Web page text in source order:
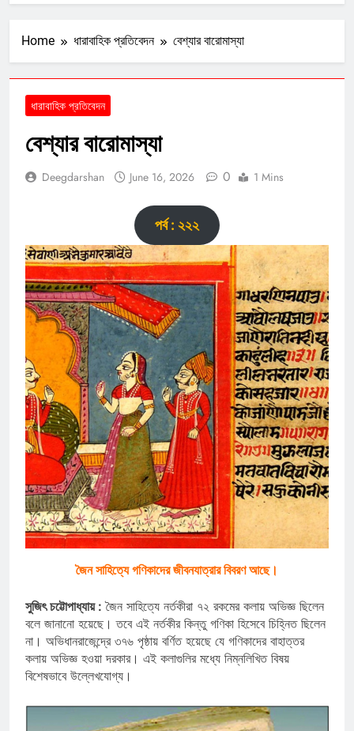
Home ধারাবাহিক প্রতিবেদন বেশ্যার বারোমাস্যা
ধারাবাহিক প্রতিবেদন
বেশ্যার বারোমাস্যা
Deegdarshan June 16, 2026 0 1 Mins
পর্ব : ২২২
জৈন সাহিত্যে গণিকাদের জীবনযাত্রার বিবরণ আছে।
সুজিৎ চট্টোপাধ্যায় : জৈন সাহিত্যে নর্তকীরা ৭২ রকমের কলায় অভিজ্ঞ ছিলেন
বলে জানানো হয়েছে। তবে এই নর্তকীর কিন্তু গণিকা হিসেবে চিহ্নিত ছিলেন
না। অভিধানরাজেন্দ্রে ৩৭৬ পৃষ্ঠায় বর্ণিত হয়েছে যে গণিকাদের বাহাত্তর
কলায় অভিজ্ঞ হওয়া দরকার। এই কলাগুলির মধ্যে নিম্নলিখিত বিষয়
বিশেষভাবে উল্লেখযোগ্য।